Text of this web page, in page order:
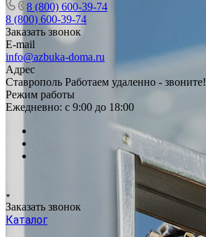
8 (800) 600-39-74
8 (800) 600-39-74
Заказать звонок
E-mail
info@azbuka-doma.ru
Адрес
Ставрополь Работаем удаленно - звоните!
Режим работы
Ежедневно: с 9:00 до 18:00
Заказать звонок
Каталог